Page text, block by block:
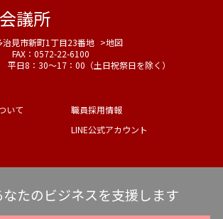
議所
見市新町1丁目23番地 >地図
：0572-22-6100
日8：30～17：00（土日祝祭日を除く）
いて
職員採用情報
LINE公式アカウント
たのビジネスを支援します